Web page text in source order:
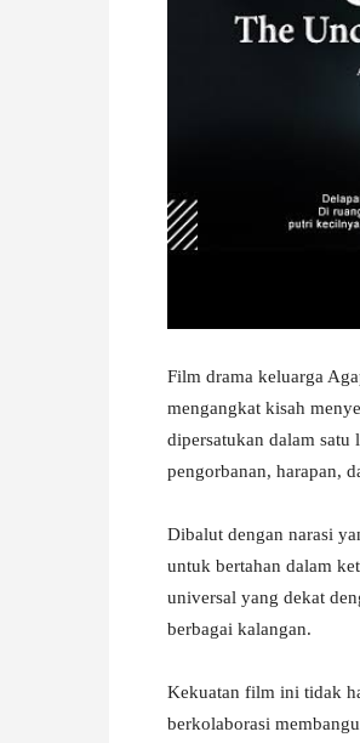
Film drama keluarga
mengangkat kisah
dipersatukan dalam
pengorbanan, harapan,
Dibalut dengan narasi
untuk bertahan dalam
universal yang dekat
berbagai kalangan.
Kekuatan film ini tidak
berkolaborasi